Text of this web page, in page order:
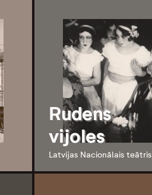
Rudens
vijoles
Latvijas Nacionālais teātris